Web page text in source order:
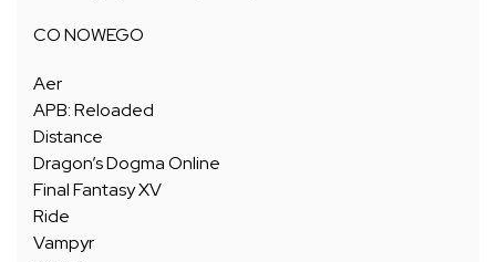
CO NOWEGO
Aer
APB: Reloaded
Distance
Dragon’s Dogma Online
Final Fantasy XV
Ride
Vampyr